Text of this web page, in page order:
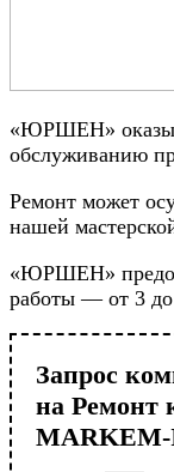
«ЮРШЕН»
обслуживанию
Ремонт может
нашей
«ЮРШЕН»
работы — от 3 до
Запрос
на Ремонт
MARKEM-